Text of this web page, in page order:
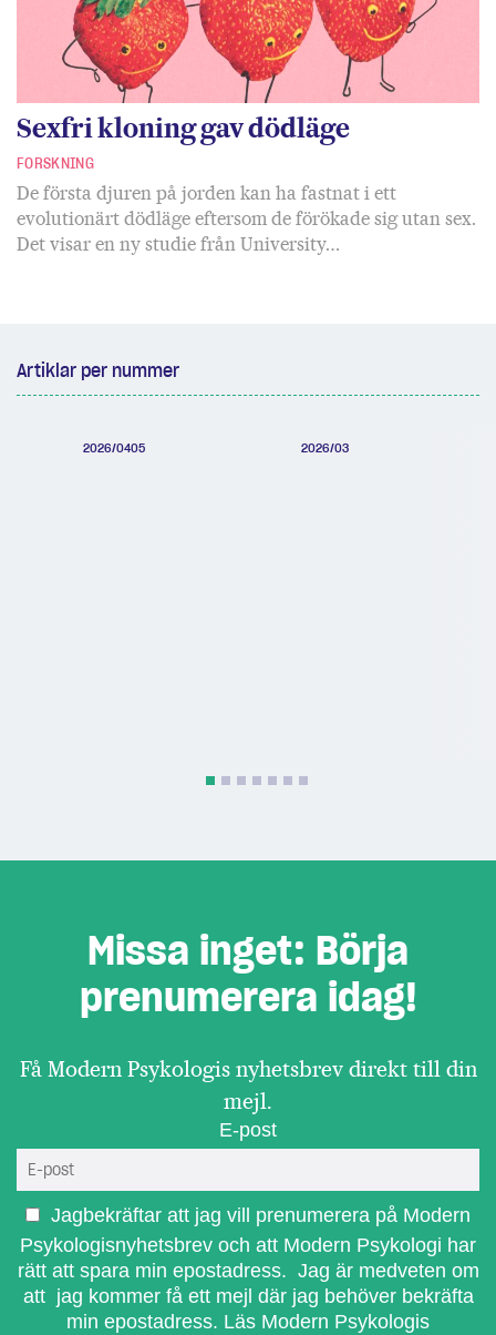
Sexfri kloning gav dödläge
FORSKNING
De första djuren på jorden kan ha fastnat i ett
evolutionärt dödläge eftersom de förökade sig utan sex.
Det visar en ny studie från University…
Artiklar per nummer
2026/0405 2026/03
Missa inget: Börja
prenumerera idag!
Få Modern Psykologis nyhetsbrev direkt till din
mejl.
E-post
Jagbekräftar att jag vill prenumerera på Modern
Psykologisnyhetsbrev och att Modern Psykologi har
rätt att spara min epostadress. Jag är medveten om
att jag kommer få ett mejl där jag behöver bekräfta
min epostadress. Läs Modern Psykologis